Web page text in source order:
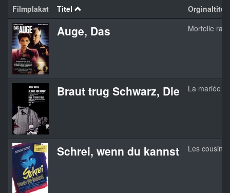
Filmplakat Titel Orginaltitel
Auge, Das Mortelle
Braut trug Schwarz, Die La mariée
Schrei, wenn du kannst Les cousins